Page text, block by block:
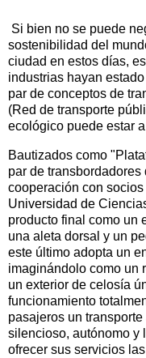
Si bien no se puede
sostenibilidad del
ciudad en estos días,
industrias hayan
par de conceptos de
(Red de transporte
ecológico puede estar
Bautizados como
par de
cooperación con
Universidad de
producto final como un
una aleta dorsal y un
este último adopta un
imaginándolo como un
un exterior de celosía
funcionamiento
pasajeros un
silencioso, autónomo y
ofrecer sus servicios